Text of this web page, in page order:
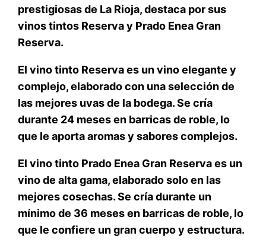
prestigiosas de La Rioja, destaca por sus
vinos tintos Reserva y Prado Enea Gran
Reserva.
El vino tinto Reserva es un vino elegante y
complejo, elaborado con una selección de
las mejores uvas de la bodega. Se cría
durante 24 meses en barricas de roble, lo
que le aporta aromas y sabores complejos.
El vino tinto Prado Enea Gran Reserva es un
vino de alta gama, elaborado solo en las
mejores cosechas. Se cría durante un
mínimo de 36 meses en barricas de roble, lo
que le confiere un gran cuerpo y estructura.